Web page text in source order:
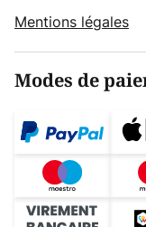
Mentions légales
Modes de